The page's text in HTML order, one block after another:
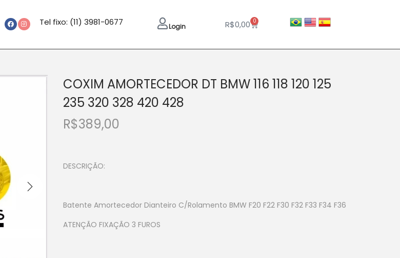
Tel fixo: (11) 3981-0677 Login R$0,00 0
COXIM AMORTECEDOR DT BMW 116 118 120 125
235 320 328 420 428
R$389,00
DESCRIÇÃO:
Batente Amortecedor Dianteiro C/Rolamento BMW F20 F22 F30 F32 F33 F34 F36
ATENÇÃO FIXAÇÃO 3 FUROS